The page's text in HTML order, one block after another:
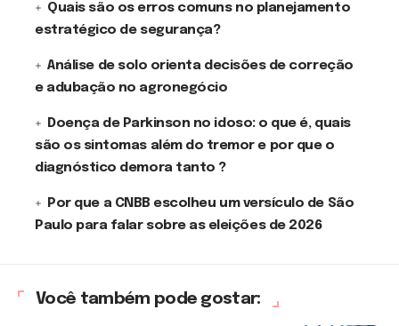
Quais são os erros comuns no planejamento
estratégico de segurança?
Análise de solo orienta decisões de correção
e adubação no agronegócio
Doença de Parkinson no idoso: o que é, quais
são os sintomas além do tremor e por que o
diagnóstico demora tanto ?
Por que a CNBB escolheu um versículo de São
Paulo para falar sobre as eleições de 2026
Você também pode gostar: